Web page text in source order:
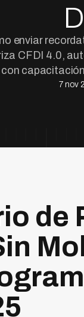
enviar
CFDI 4.0,
7 nov
de